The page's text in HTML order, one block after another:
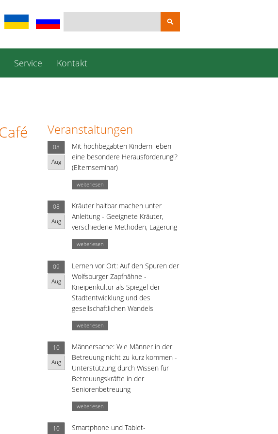
Suchbegriffe
Service Kontakt
Veranstaltungen
08
Aug
Mit hochbegabten Kindern leben -
eine besondere Herausforderung!?
(Elternseminar)
weiterlesen
08
Aug
Kräuter haltbar machen unter
Anleitung - Geeignete Kräuter,
verschiedene Methoden, Lagerung
weiterlesen
09
Aug
Lernen vor Ort: Auf den Spuren der
Wolfsburger Zapfhähne -
Kneipenkultur als Spiegel der
Stadtentwicklung und des
gesellschaftlichen Wandels
weiterlesen
10
Aug
Männersache: Wie Männer in der
Betreuung nicht zu kurz kommen -
Unterstützung durch Wissen für
Betreuungskräfte in der
Seniorenbetreuung
weiterlesen
10
Smartphone und Tablet-